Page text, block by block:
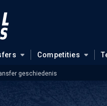
Competities
geschiedenis